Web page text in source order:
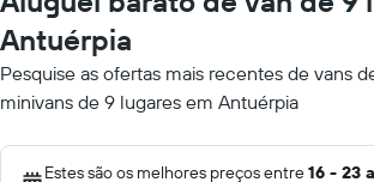
Antuérpia
Pesquise as ofertas mais recentes de vans
minivans de 9 lugares em Antuérpia
Estes são os melhores preços entre16 - 23